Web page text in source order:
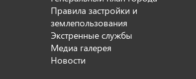
Правила застройки и
землепользования
Экстренные службы
Медиа галерея
Новости